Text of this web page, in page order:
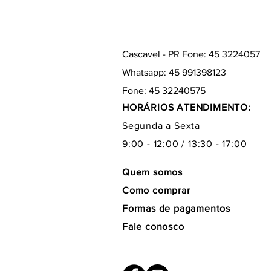
Cascavel - PR Fone: 45
Whatsapp: 45 991398123
Fone: 45 32240575
HORÁRIOS ATENDIMENTO:
Segunda a Sexta
9:00 - 12:00 / 13:30 - 17:00
Quem somos
Como comprar
Formas de pagamentos
Fale conosco